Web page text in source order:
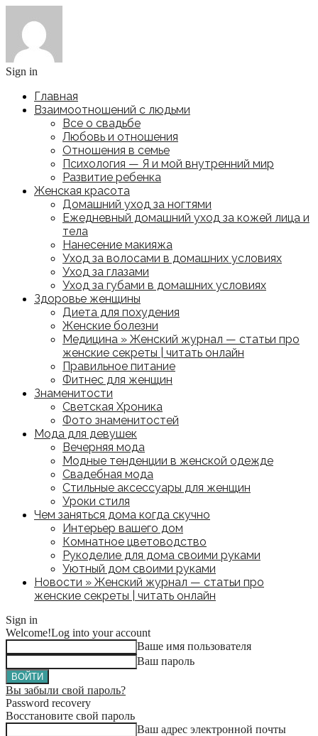
Sign in
Главная
Взаимоотношений с людьми
Все о свадьбе
Любовь и отношения
Отношения в семье
Психология — Я и мой внутренний мир
Развитие ребенка
Женская красота
Домашний уход за ногтями
Ежедневный домашний уход за кожей лица и
тела
Нанесение макияжа
Уход за волосами в домашних условиях
Уход за глазами
Уход за губами в домашних условиях
Здоровье женщины
Диета для похудения
Женские болезни
Медицина » Женский журнал — статьи про
женские секреты | читать онлайн
Правильное питание
Фитнес для женщин
Знаменитости
Светская Хроника
Фото знаменитостей
Мода для девушек
Вечерняя мода
Модные тенденции в женской одежде
Свадебная мода
Стильные аксессуары для женщин
Уроки стиля
Чем заняться дома когда скучно
Интерьер вашего дом
Комнатное цветоводство
Рукоделие для дома своими руками
Уютный дом своими руками
Новости » Женский журнал — статьи про
женские секреты | читать онлайн
Sign in
Welcome!Log into your account
Ваше имя пользователя
Ваш пароль
Вы забыли свой пароль?
Password recovery
Восстановите свой пароль
Ваш адрес электронной почты